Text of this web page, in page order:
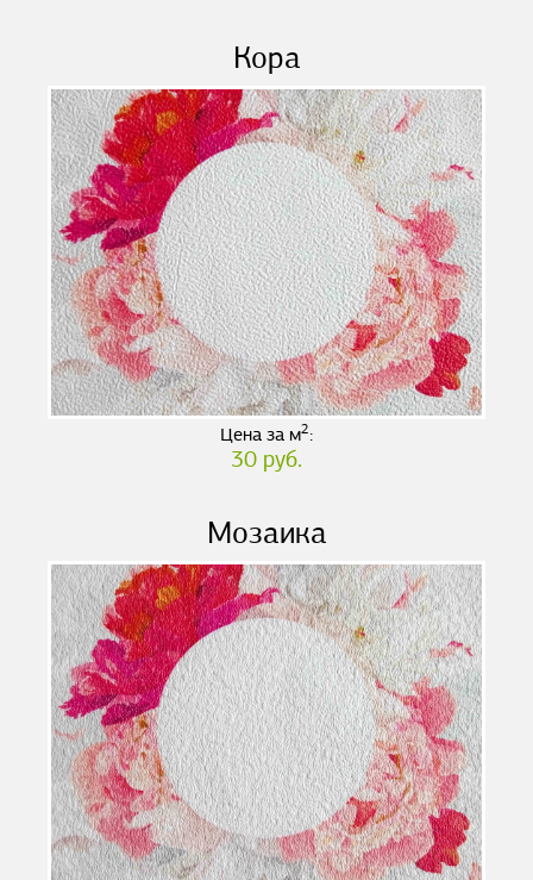
Кора
Цена за м2:
30 руб.
Мозаика